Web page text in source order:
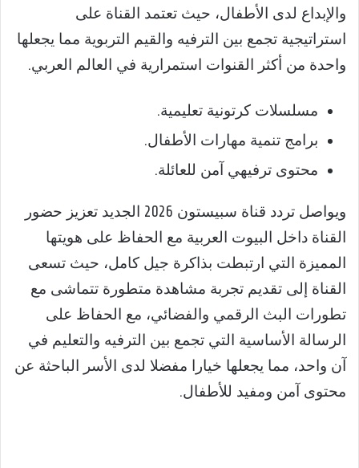
والإبداع لدى الأطفال، حيث تعتمد القناة على
استراتيجية تجمع بين الترفيه والقيم التربوية مما يجعلها
واحدة من أكثر القنوات استمرارية في العالم العربي.
مسلسلات كرتونية تعليمية.
برامج تنمية مهارات الأطفال.
محتوى ترفيهي آمن للعائلة.
ويواصل تردد قناة سبيستون 2026 الجديد تعزيز حضور
القناة داخل البيوت العربية مع الحفاظ على هويتها
المميزة التي ارتبطت بذاكرة جيل كامل، حيث تسعى
القناة إلى تقديم تجربة مشاهدة متطورة تتماشى مع
تطورات البث الرقمي والفضائي، مع الحفاظ على
الرسالة الأساسية التي تجمع بين الترفيه والتعليم في
آن واحد، مما يجعلها خيارا مفضلا لدى الأسر الباحثة عن
محتوى آمن ومفيد للأطفال.